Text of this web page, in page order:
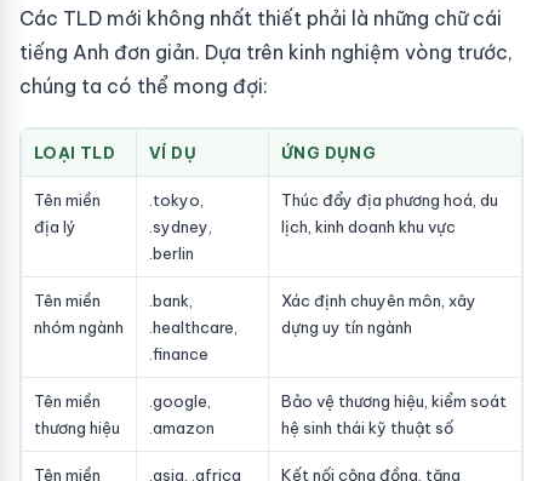
Các TLD mới không nhất thiết phải là những chữ cái
tiếng Anh đơn giản. Dựa trên kinh nghiệm vòng trước,
chúng ta có thể mong đợi:
LOẠI TLD VÍ DỤ ỨNG DỤNG
Tên miền
địa lý
.tokyo,
.sydney,
.berlin
Thúc đẩy địa phương hoá, du
lịch, kinh doanh khu vực
Tên miền
nhóm ngành
.bank,
.healthcare,
.finance
Xác định chuyên môn, xây
dựng uy tín ngành
Tên miền
thương hiệu
.google,
.amazon
Bảo vệ thương hiệu, kiểm soát
hệ sinh thái kỹ thuật số
Tên miền .asia, .africa Kết nối cộng đồng, tăng